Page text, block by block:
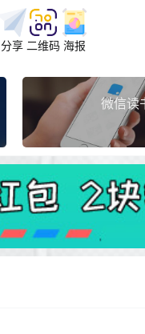
分享 二维码 海报
微信读